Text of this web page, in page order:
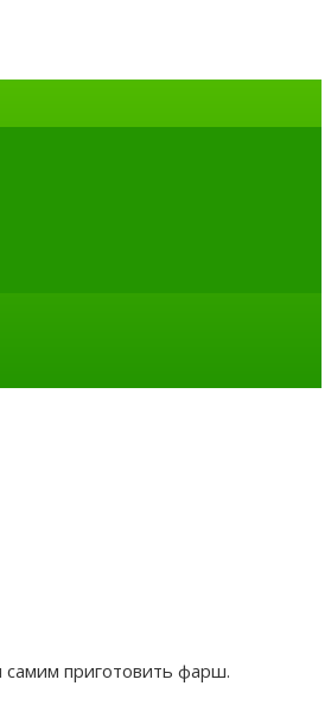
самим приготовить фарш.